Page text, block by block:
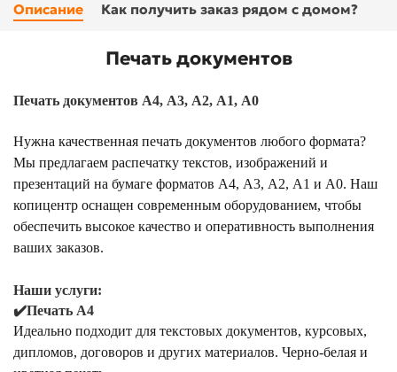
Описание Как получить заказ рядом с домом?
Печать документов
Печать документов А4, А3, А2, А1, А0
Нужна качественная печать документов любого формата?
Мы предлагаем распечатку текстов, изображений и
презентаций на бумаге форматов А4, А3, А2, А1 и А0. Наш
копицентр оснащен современным оборудованием, чтобы
обеспечить высокое качество и оперативность выполнения
ваших заказов.
Наши услуги:
✔️Печать А4
Идеально подходит для текстовых документов, курсовых,
дипломов, договоров и других материалов. Черно-белая и